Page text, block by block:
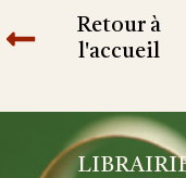
Retour à
l'accueil